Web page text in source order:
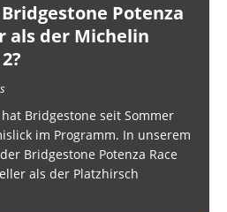
Potenza
als der Michelin
Bridgestone seit Sommer
im Programm. In unserem
Bridgestone Potenza Race
als der Platzhirsch